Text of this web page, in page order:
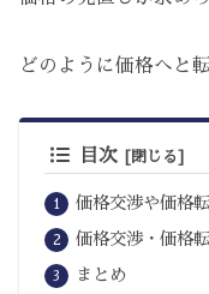
どのように価格へと
目次
価格交渉や価格
価格交渉・価格
まとめ